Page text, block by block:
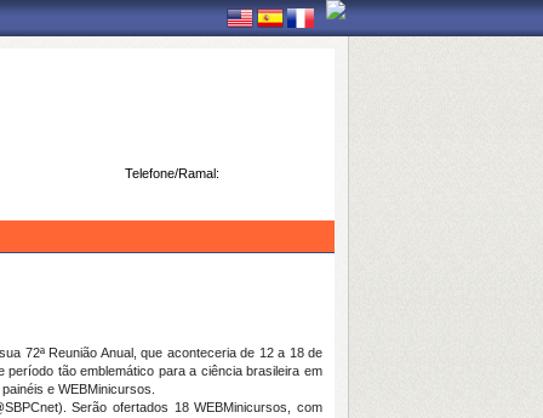
Telefone/Ramal:
72ª Reunião Anual, que aconteceria de 12 a 18 de
tão emblemático para a ciência brasileira em
e WEBMinicursos.
Serão ofertados 18 WEBMinicursos, com